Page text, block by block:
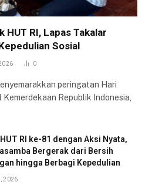
HUT RI, Lapas Takalar
Sosial
0
peringatan Hari
Republik Indonesia,
RI ke-81 dengan Aksi Nyata,
Bergerak dari Bersih
hingga Berbagi Kepedulian
2026